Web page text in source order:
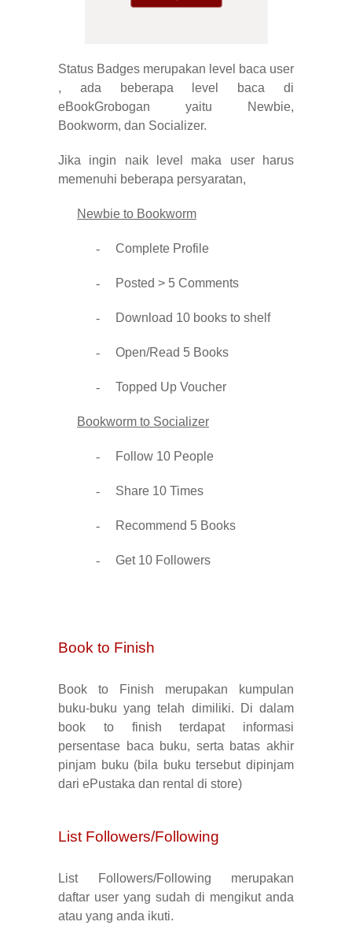
Status Badges merupakan level baca user
, ada beberapa level baca di
eBookGrobogan yaitu Newbie,
Bookworm, dan Socializer.
Jika ingin naik level maka user harus
memenuhi beberapa persyaratan,
Newbie to Bookworm
- Complete Profile
- Posted > 5 Comments
- Download 10 books to shelf
- Open/Read 5 Books
- Topped Up Voucher
Bookworm to Socializer
- Follow 10 People
- Share 10 Times
- Recommend 5 Books
- Get 10 Followers
Book to Finish
Book to Finish merupakan kumpulan
buku-buku yang telah dimiliki. Di dalam
book to finish terdapat informasi
persentase baca buku, serta batas akhir
pinjam buku (bila buku tersebut dipinjam
dari ePustaka dan rental di store)
List Followers/Following
List Followers/Following merupakan
daftar user yang sudah di mengikut anda
atau yang anda ikuti.